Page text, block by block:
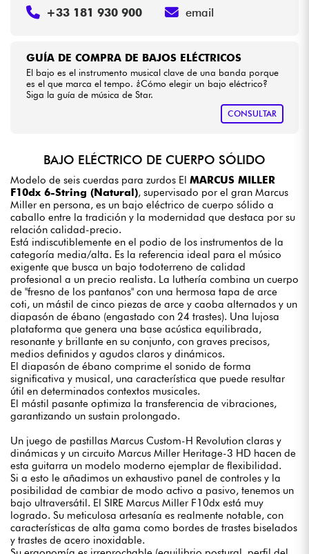
GUÍA DE COMPRA DE BAJOS ELÉCTRICOS
El bajo es el instrumento musical clave de una banda porque
es el que marca el tempo. ¿Cómo elegir un bajo eléctrico?
Siga la guía de música de Star.
CONSULTAR
+33 181 930 900 email
BAJO ELÉCTRICO DE CUERPO SÓLIDO
Modelo de seis cuerdas para zurdos El MARCUS MILLER
F10dx 6-String (Natural), supervisado por el gran Marcus
Miller en persona, es un bajo eléctrico de cuerpo sólido a
caballo entre la tradición y la modernidad que destaca por su
relación calidad-precio.
Está indiscutiblemente en el podio de los instrumentos de la
categoría media/alta. Es la referencia ideal para el músico
exigente que busca un bajo todoterreno de calidad
profesional a un precio realista. La luthería combina un cuerpo
de "fresno de los pantanos" con una hermosa tapa de arce
coti, un mástil de cinco piezas de arce y caoba alternados y un
diapasón de ébano (engastado con 24 trastes). Una lujosa
plataforma que genera una base acústica equilibrada,
resonante y brillante en su conjunto, con graves precisos,
medios definidos y agudos claros y dinámicos.
El diapasón de ébano comprime el sonido de forma
significativa y musical, una característica que puede resultar
útil en determinados contextos musicales.
El mástil pasante optimiza la transferencia de vibraciones,
garantizando un sustain prolongado.
Un juego de pastillas Marcus Custom-H Revolution claras y
dinámicas y un circuito Marcus Miller Heritage-3 HD hacen de
esta guitarra un modelo moderno ejemplar de flexibilidad.
Si a esto le añadimos un exhaustivo panel de controles y la
posibilidad de cambiar de modo activo a pasivo, tenemos un
bajo ultraversátil. El SIRE Marcus Miller F10dx está muy
logrado. Su meticulosa artesanía es realmente notable, con
características de alta gama como bordes de trastes biselados
y trastes de acero inoxidable.